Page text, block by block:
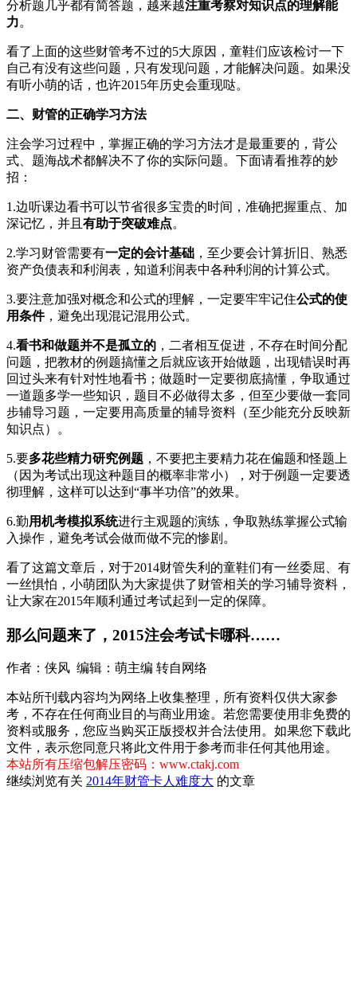
分析题几乎都有简答题，越来越注重考察对知识点的理解能
力。
看了上面的这些财管考不过的5大原因，童鞋们应该检讨一下
自己有没有这些问题，只有发现问题，才能解决问题。如果没
有听小萌的话，也许2015年历史会重现哒。
二、财管的正确学习方法
注会学习过程中，掌握正确的学习方法才是最重要的，背公
式、题海战术都解决不了你的实际问题。下面请看推荐的妙
招：
1.边听课边看书可以节省很多宝贵的时间，准确把握重点、加
深记忆，并且 有助于突破难点。
2.学习财管需要有一定的会计基础 ，至少要会计算折旧、熟悉
资产负债表和利润表，知道利润表中各种利润的计算公式。
3.要注意加强对概念和公式的理解，一定要牢牢记住公式的使
用条件，避免出现混记混用公式。
4.看书和做题并不是孤立的 ，二者相互促进，不存在时间分配
问题，把教材的例题搞懂之后就应该开始做题，出现错误时再
回过头来有针对性地看书；做题时一定要彻底搞懂，争取通过
一道题多学一些知识，题目不必做得太多，但至少要做一套同
步辅导习题，一定要用高质量的辅导资料（至少能充分反映新
知识点）。
5.要多花些精力研究例题 ，不要把主要精力花在偏题和怪题上
（因为考试出现这种题目的概率非常小），对于例题一定要透
彻理解，这样可以达到“事半功倍”的效果。
6.勤用机考模拟系统进行主观题的演练，争取熟练掌握公式输
入操作，避免考试会做而做不完的惨剧。
看了这篇文章后，对于2014财管失利的童鞋们有一丝委屈、有
一丝惧怕，小萌团队为大家提供了财管相关的学习辅导资料，
让大家在2015年顺利通过考试起到一定的保障。
那么问题来了，2015注会考试卡哪科……
作者：侠风 编辑：萌主编 转自网络
本站所刊载内容均为网络上收集整理，所有资料仅供大家参
考，不存在任何商业目的与商业用途。若您需要使用非免费的
资料或服务，您应当购买正版授权并合法使用。如果您下载此
文件，表示您同意只将此文件用于参考而非任何其他用途。
本站所有压缩包解压密码：www.ctakj.com
继续浏览有关 2014年财管卡人 难度大 的文章